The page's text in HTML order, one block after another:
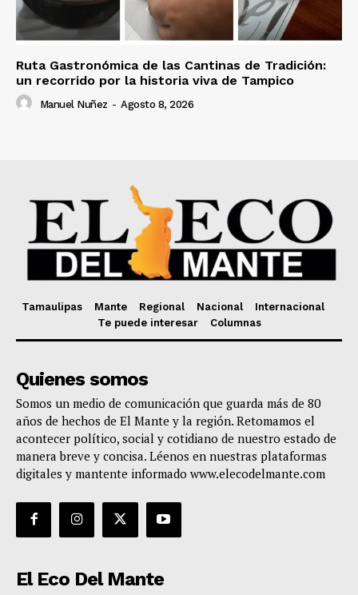
Ruta Gastronómica de las Cantinas de Tradición:
un recorrido por la historia viva de Tampico
Manuel Nuñez - Agosto 8, 2026
Tamaulipas Mante Regional Nacional
Internacional
Te puede interesar
Columnas
Quienes somos
Somos un medio de comunicación que guarda más de 80
años de hechos de El Mante y la región. Retomamos el
acontecer político, social y cotidiano de nuestro estado de
manera breve y concisa. Léenos en nuestras plataformas
digitales y mantente informado www.elecodelmante.com
El Eco Del Mante